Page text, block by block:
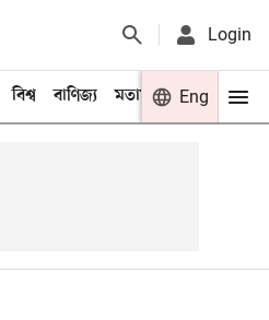
Login
বিশ্ব বাণিজ্য মতামত খেলা
Eng